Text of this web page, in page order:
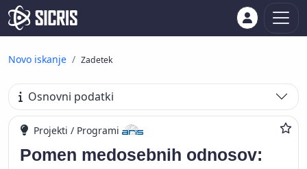
Novo iskanje Zadetek
Osnovni podatki
Projekti / Programi
Pomen medosebnih odnosov: